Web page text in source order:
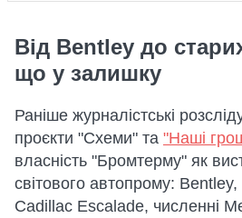
Від Bentley до
що у залишку
Раніше журналістські
проєкти "Схеми" та "Наші
власність "Бромтерму" як
світового автопрому:
Cadillac Escalade, численні